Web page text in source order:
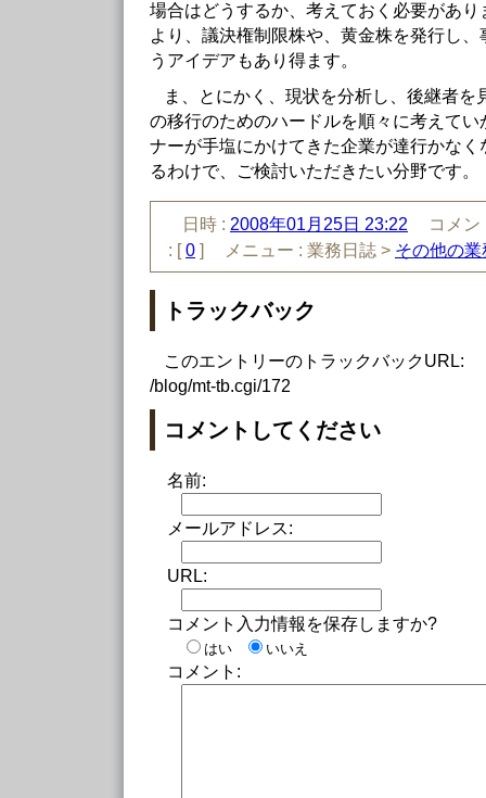
場合はどうするか、考えておく必要があ
より、議決権制限株や、黄金株を発行し
うアイデアもあり得ます。
ま、とにかく、現状を分析し、後継者を
の移行のためのハードルを順々に考えて
ナーが手塩にかけてきた企業が達行かな
るわけで、ご検討いただきたい分野です。
日時 : 2008年01月25日 23:22
コメ
: [0 ] メニュー : 業務日誌 > その他の業
トラックバック
このエントリーのトラックバックURL:
/blog/mt-tb.cgi/172
コメントしてください
名前:
メールアドレス:
URL:
コメント入力情報を保存しますか?
はい いいえ
コメント: